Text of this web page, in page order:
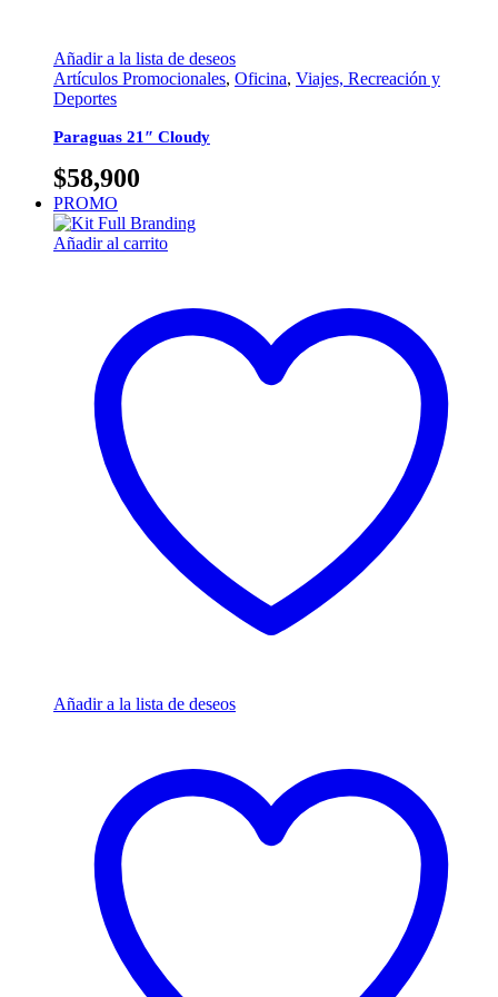
Añadir a la lista de deseos
Artículos Promocionales, Oficina, Viajes, Recreación y
Deportes
Paraguas 21″ Cloudy
$58,900
PROMO
Añadir al carrito
Añadir a la lista de deseos